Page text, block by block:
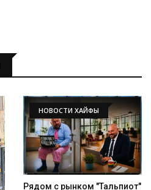
НОВОСТИ ХАЙФЫ
Рядом с рынком "Тальпиот"